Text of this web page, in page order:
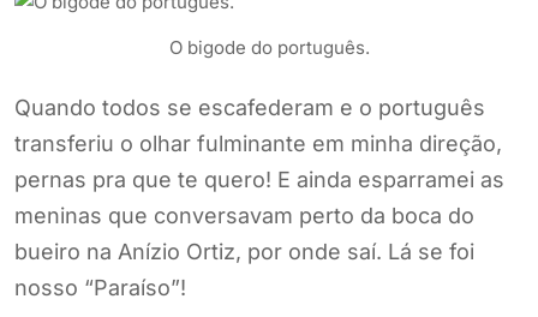
O bigode do português.
Quando todos se escafederam e o português
transferiu o olhar fulminante em minha direção,
pernas pra que te quero! E ainda esparramei as
meninas que conversavam perto da boca do
bueiro na Anízio Ortiz, por onde saí. Lá se foi
nosso “Paraíso”!